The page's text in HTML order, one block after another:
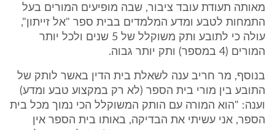
מאותה תעודת עובד ציבור, שבה מופיעים המורים בעל
התמחות לטבע ומדע המלמדים בבית ספר "אל זייתון",
עולה כי לתובע ותק משוקלל של 5 שנים ולכל יותר
המורים (4 במספר) ותק יותר גבוה.
בנוסף, מר חריב ענה לשאלת בית הדין באשר לותק של
התובע בין מורי בית הספר (לא רק במקצוע טבע ומדע)
וענה: "הוא המורה עם הותק המשוקלל הכי נמוך מכל בית
הספר, אני עשיתי את הבדיקה, באותו בית הספר אין